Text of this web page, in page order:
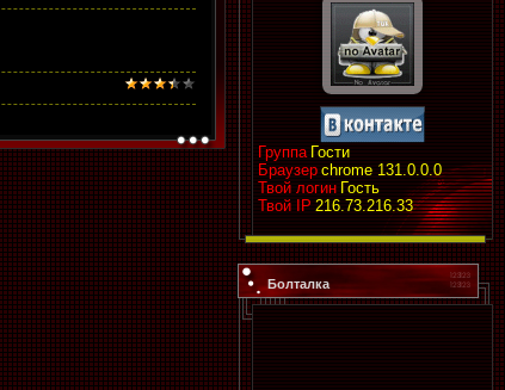
Группа Гости
Браузер chrome 131.0.0.0
Твой логин Гость
Твой IP 216.73.216.33
Болталка